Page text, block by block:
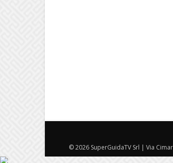
© 2026 SuperGuidaTV Srl | Via